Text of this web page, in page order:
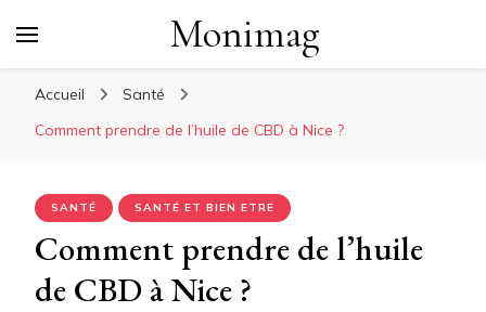
Monimag
Accueil
Santé
Comment prendre de l’huile de CBD à Nice ?
SANTÉ SANTÉ ET BIEN ETRE
Comment prendre de l’huile
de CBD à Nice ?